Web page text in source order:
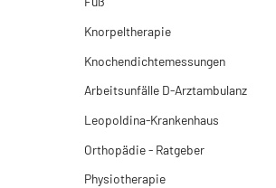
Knorpeltherapie
Knochendichtemessungen
Arbeitsunfälle D-Arztambulanz
Leopoldina-Krankenhaus
Orthopädie - Ratgeber
Physiotherapie